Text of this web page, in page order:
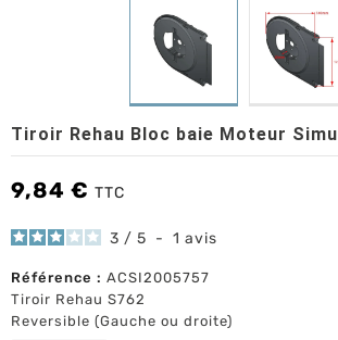
Tiroir Rehau Bloc baie Moteur Simu
9,84 € TTC
3 / 5 - 1 avis
Référence : ACSI2005757
Tiroir Rehau S762
Reversible (Gauche ou droite)